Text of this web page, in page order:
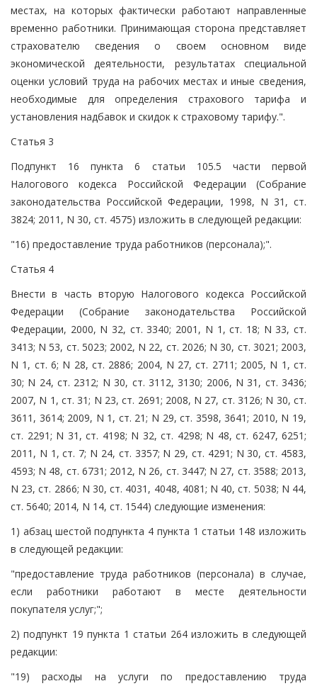
местах, на которых фактически работают направленные
временно работники. Принимающая сторона представляет
страхователю сведения о своем основном виде
экономической деятельности, результатах специальной
оценки условий труда на рабочих местах и иные сведения,
необходимые для определения страхового тарифа и
установления надбавок и скидок к страховому тарифу.".
Статья 3
Подпункт 16 пункта 6 статьи 105.5 части первой
Налогового кодекса Российской Федерации (Собрание
законодательства Российской Федерации, 1998, N 31, ст.
3824; 2011, N 30, ст. 4575) изложить в следующей редакции:
"16) предоставление труда работников (персонала);".
Статья 4
Внести в часть вторую Налогового кодекса Российской
Федерации (Собрание законодательства Российской
Федерации, 2000, N 32, ст. 3340; 2001, N 1, ст. 18; N 33, ст.
3413; N 53, ст. 5023; 2002, N 22, ст. 2026; N 30, ст. 3021; 2003,
N 1, ст. 6; N 28, ст. 2886; 2004, N 27, ст. 2711; 2005, N 1, ст.
30; N 24, ст. 2312; N 30, ст. 3112, 3130; 2006, N 31, ст. 3436;
2007, N 1, ст. 31; N 23, ст. 2691; 2008, N 27, ст. 3126; N 30, ст.
3611, 3614; 2009, N 1, ст. 21; N 29, ст. 3598, 3641; 2010, N 19,
ст. 2291; N 31, ст. 4198; N 32, ст. 4298; N 48, ст. 6247, 6251;
2011, N 1, ст. 7; N 24, ст. 3357; N 29, ст. 4291; N 30, ст. 4583,
4593; N 48, ст. 6731; 2012, N 26, ст. 3447; N 27, ст. 3588; 2013,
N 23, ст. 2866; N 30, ст. 4031, 4048, 4081; N 40, ст. 5038; N 44,
ст. 5640; 2014, N 14, ст. 1544) следующие изменения:
1) абзац шестой подпункта 4 пункта 1 статьи 148 изложить
в следующей редакции:
"предоставление труда работников (персонала) в случае,
если работники работают в месте деятельности
покупателя услуг;";
2) подпункт 19 пункта 1 статьи 264 изложить в следующей
редакции:
"19) расходы на услуги по предоставлению труда